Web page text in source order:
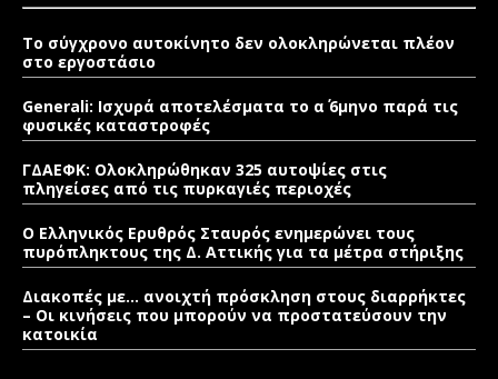
Το σύγχρονο αυτοκίνητο δεν ολοκληρώνεται πλέον
στο εργοστάσιο
Generali: Ισχυρά αποτελέσματα το α΄ 6μηνο παρά τις
φυσικές καταστροφές
ΓΔΑΕΦΚ: Ολοκληρώθηκαν 325 αυτοψίες στις
πληγείσες από τις πυρκαγιές περιοχές
Ο Ελληνικός Ερυθρός Σταυρός ενημερώνει τους
πυρόπληκτους της Δ. Αττικής για τα μέτρα στήριξης
Διακοπές με… ανοιχτή πρόσκληση στους διαρρήκτες
– Οι κινήσεις που μπορούν να προστατεύσουν την
κατοικία